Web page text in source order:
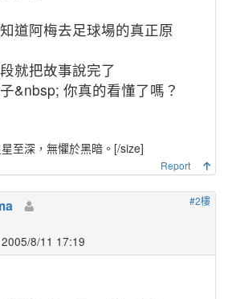
道阿梅去足球場的真正原
就把故事說完了
&nbsp; 你真的看懂了嗎？
至深，無懼於黑暗。 [/size]
Report
#2樓
8/11 17:19